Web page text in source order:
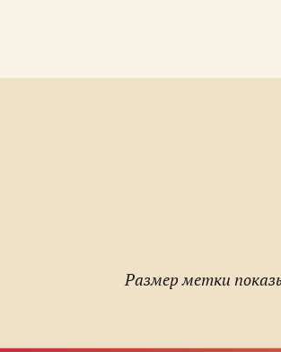
Размер метки